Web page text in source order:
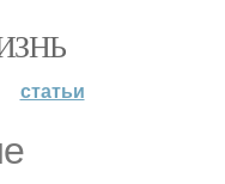
статьи